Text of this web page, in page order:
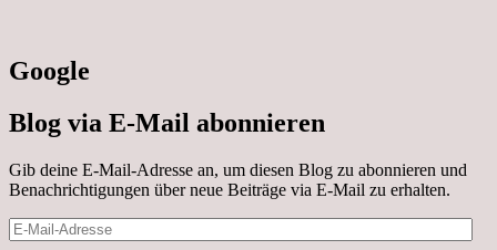
Google
Blog via E-Mail abonnieren
Gib deine E-Mail-Adresse an, um diesen Blog zu abonnieren und
Benachrichtigungen über neue Beiträge via E-Mail zu erhalten.
E-
Mail-